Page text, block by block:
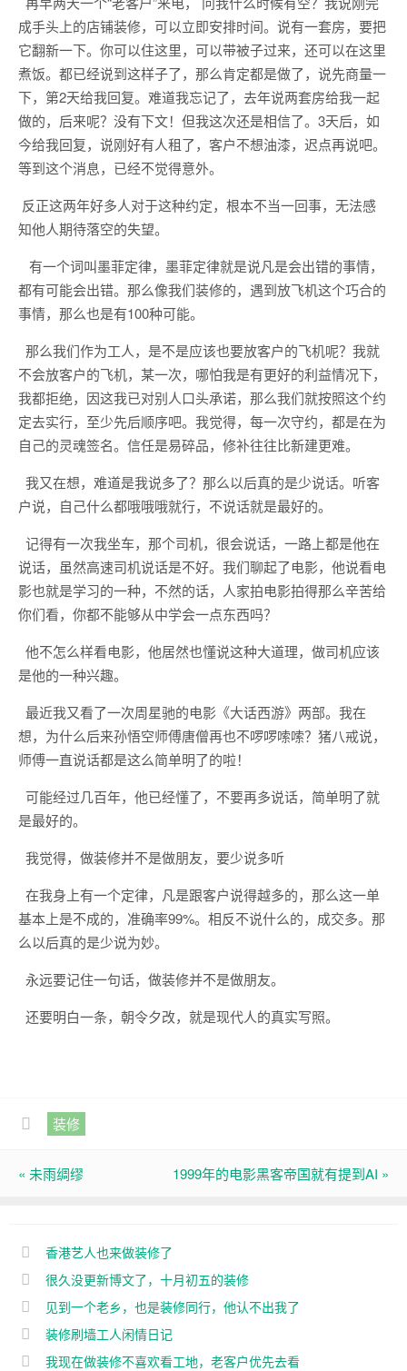
成手头上的店铺装修，可以立即安排时间。说有一套房，要把
它翻新一下。你可以住这里，可以带被子过来，还可以在这里
煮饭。都已经说到这样子了，那么肯定都是做了，说先商量一
下，第2天给我回复。难道我忘记了，去年说两套房给我一起
做的，后来呢？没有下文！但我这次还是相信了。3天后，如
今给我回复，说刚好有人租了，客户不想油漆，迟点再说吧。
等到这个消息，已经不觉得意外。
反正这两年好多人对于这种约定，根本不当一回事，无法感
知他人期待落空的失望。
有一个词叫墨菲定律，墨菲定律就是说凡是会出错的事情，
都有可能会出错。那么像我们装修的，遇到放飞机这个巧合的
事情，那么也是有100种可能。
那么我们作为工人，是不是应该也要放客户的飞机呢？我就
不会放客户的飞机，某一次，哪怕我是有更好的利益情况下，
我都拒绝，因这我已对别人口头承诺，那么我们就按照这个约
定去实行，至少先后顺序吧。我觉得，每一次守约，都是在为
自己的灵魂签名。信任是易碎品，修补往往比新建更难。
我又在想，难道是我说多了？那么以后真的是少说话。听客
户说，自己什么都哦哦哦就行，不说话就是最好的。
记得有一次我坐车，那个司机，很会说话，一路上都是他在
说话，虽然高速司机说话是不好。我们聊起了电影，他说看电
影也就是学习的一种，不然的话，人家拍电影拍得那么辛苦给
你们看，你都不能够从中学会一点东西吗？
他不怎么样看电影，他居然也懂说这种大道理，做司机应该
是他的一种兴趣。
最近我又看了一次周星驰的电影《大话西游》两部。我在
想，为什么后来孙悟空师傅唐僧再也不啰啰嗦嗦？猪八戒说，
师傅一直说话都是这么简单明了的啦！
可能经过几百年，他已经懂了，不要再多说话，简单明了就
是最好的。
我觉得，做装修并不是做朋友，要少说多听
在我身上有一个定律，凡是跟客户说得越多的，那么这一单
基本上是不成的，准确率99%。相反不说什么的，成交多。那
么以后真的是少说为妙。
永远要记住一句话，做装修并不是做朋友。
还要明白一条，朝令夕改，就是现代人的真实写照。
装修
« 未雨绸缪 1999年的电影黑客帝国就有提到AI »
香港艺人也来做装修了
很久没更新博文了，十月初五的装修
见到一个老乡，也是装修同行，他认不出我了
装修刷墙工人闲情日记
我现在做装修不喜欢看工地，老客户优先去看